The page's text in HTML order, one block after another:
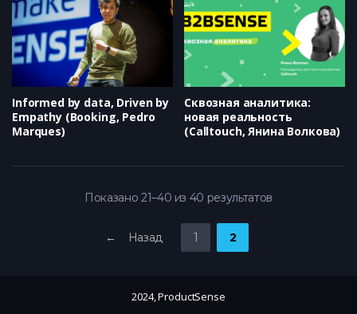
Informed by data, Driven by
Empathy (Booking, Pedro
Marques)
Сквозная аналитика:
новая реальность
(Calltouch, Янина Волкова)
Показано 21–40 из 40 результатов
← Назад 1 2
2024, ProductSense